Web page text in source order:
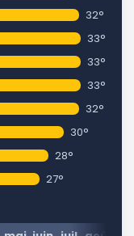
32°
33°
33°
33°
32°
30°
28°
27°